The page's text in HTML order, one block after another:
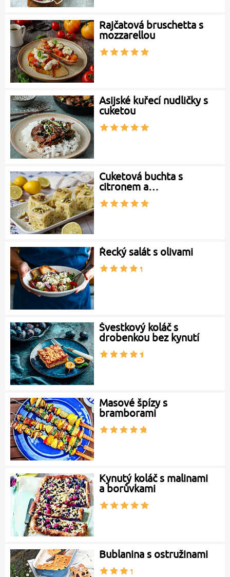
Rajčatová bruschetta s
mozzarellou
Asijské kuřecí nudličky s
cuketou
Cuketová buchta s
citronem a…
Řecký salát s olivami
Švestkový koláč s
drobenkou bez kynutí
Masové špízy s
bramborami
Kynutý koláč s malinami
a borůvkami
Bublanina s ostružinami